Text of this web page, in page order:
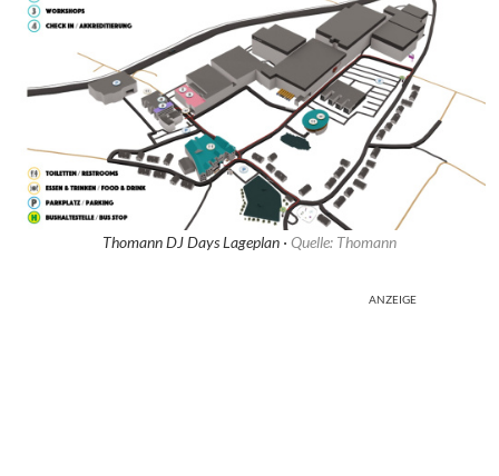
Thomann DJ Days Lageplan · Quelle: Thomann
ANZEIGE